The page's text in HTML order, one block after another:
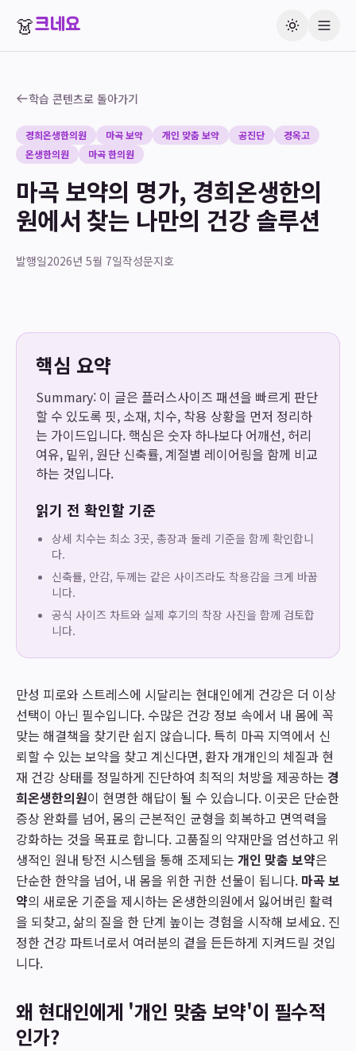
👗크네요
학습 콘텐츠로 돌아가기
경희온생한의원 마곡 보약 개인 맞춤 보약 공진단
경옥고
온생한의원
마곡 한의원
마곡 보약의 명가, 경희온생한의
원에서 찾는 나만의 건강 솔루션
발행일2026년 5월 7일작성문지호
핵심 요약
Summary: 이 글은 플러스사이즈 패션을 빠르게 판단
할 수 있도록 핏, 소재, 치수, 착용 상황을 먼저 정리하
는 가이드입니다. 핵심은 숫자 하나보다 어깨선, 허리
여유, 밑위, 원단 신축률, 계절별 레이어링을 함께 비교
하는 것입니다.
읽기 전 확인할 기준
상세 치수는 최소 3곳, 총장과 둘레 기준을 함께 확인합니
다.
신축률, 안감, 두께는 같은 사이즈라도 착용감을 크게 바꿉
니다.
공식 사이즈 차트와 실제 후기의 착장 사진을 함께 검토합
니다.
만성 피로와 스트레스에 시달리는 현대인에게 건강은 더 이상
선택이 아닌 필수입니다. 수많은 건강 정보 속에서 내 몸에 꼭
맞는 해결책을 찾기란 쉽지 않습니다. 특히 마곡 지역에서 신
뢰할 수 있는 보약을 찾고 계신다면, 환자 개개인의 체질과 현
재 건강 상태를 정밀하게 진단하여 최적의 처방을 제공하는 경
희온생한의원이 현명한 해답이 될 수 있습니다. 이곳은 단순한
증상 완화를 넘어, 몸의 근본적인 균형을 회복하고 면역력을
강화하는 것을 목표로 합니다. 고품질의 약재만을 엄선하고 위
생적인 원내 탕전 시스템을 통해 조제되는 개인 맞춤 보약은
단순한 한약을 넘어, 내 몸을 위한 귀한 선물이 됩니다. 마곡 보
약의 새로운 기준을 제시하는 온생한의원에서 잃어버린 활력
을 되찾고, 삶의 질을 한 단계 높이는 경험을 시작해 보세요. 진
정한 건강 파트너로서 여러분의 곁을 든든하게 지켜드릴 것입
니다.
왜 현대인에게 '개인 맞춤 보약'이 필수적
인가?